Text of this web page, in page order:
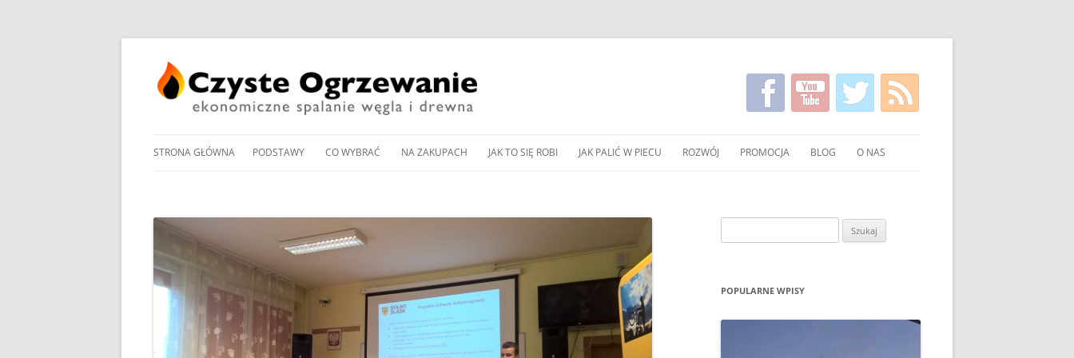
do
STRONA GŁÓWNA PODSTAWY
NORMY EMISJI I SPRAWNOŚCI DLA
DOMOWYCH KOTŁÓW
NA DREWNO / WĘGIEL / PELLET
RODZAJE KOTŁÓW WĘGLOWYCH
MANDAT ZA PALENIE W PIECU –
CO WYBRAĆ
KOTŁY PODAJNIKOWE NA WĘGIEL
KOTŁY AUTOMATYCZNE
PROMIENNIKI PODCZERWIENI
W OGRZEWANIU MIESZKAŃ
POMPA CIEPŁA POWIETRZNA
NA ZAKUPACH
WĘGIEL W 2024 ROKU
PRZEGLĄD NOWOCZESNYCH
KOTŁÓW ZASYPOWYCH
NA WĘGIEL I DREWNO
JAK TO SIĘ ROBI
DO OGRZEWANIA
BUFOR CIEPŁA – CENTRALA
CZYSZCZENIE KOMINA
JAK PALIĆ W PIECU
PODAJNIKOWY NA WĘGIEL
EKOGROSZEK
JAK PALIĆ W PIECU KAFLOWYM
JAK PALIĆ W KOMINKU
ROZWÓJ
SPALANIE WĘGLA I DREWNA
PROMOCJA
POKAZY EKONOMICZNEGO
ULOTKI I PLAKATY
O PALENIU BEZ DYMU W MEDIACH
BLOG O NAS
POPULARNE WPISY